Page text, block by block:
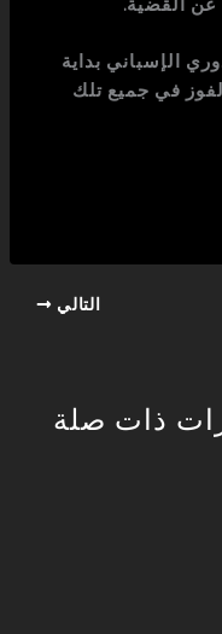
عن القضية.
الإسباني بداية
في جميع تلك
التالي
ذات صلة